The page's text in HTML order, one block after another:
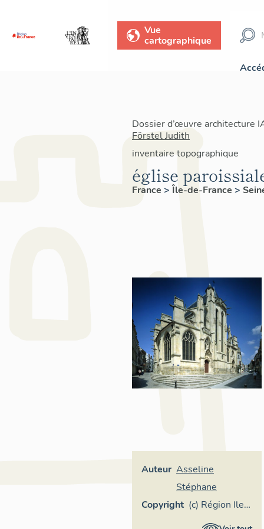
Vue
cartographique
Dossier d’œuvre architecture
Förstel Judith
inventaire topographique
église
France > Île-de-France >
Auteur Asseline
Stéphane
Copyright (c) Région Ile-
de-France -